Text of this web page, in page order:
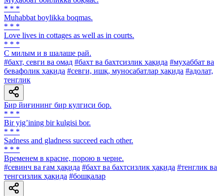
* * *
Muhabbat boylikka boqmas.
* * *
Love lives in cottages as well as in courts.
* * *
С милым и в шалаше рай.
#бахт, севги ва омад #бахт ва бахтсизлик ҳақида #муҳаббат ва
бевафолик ҳақида #севги, ишқ, муносабатлар ҳақида #адолат,
тенглик
Бир йиғининг бир кулгиси бор.
* * *
Bir yigʼining bir kulgisi bor.
* * *
Sadness and gladness succeed each other.
* * *
Временем в красне, порою в черне.
#севинч ва ғам ҳақида #бахт ва бахтсизлик ҳақида #тенглик ва
тенгсизлик ҳақида #бошқалар